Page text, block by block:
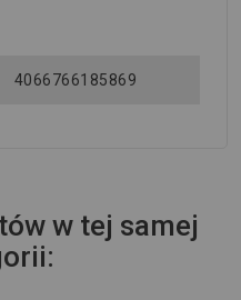
4066766185869
w tej samej